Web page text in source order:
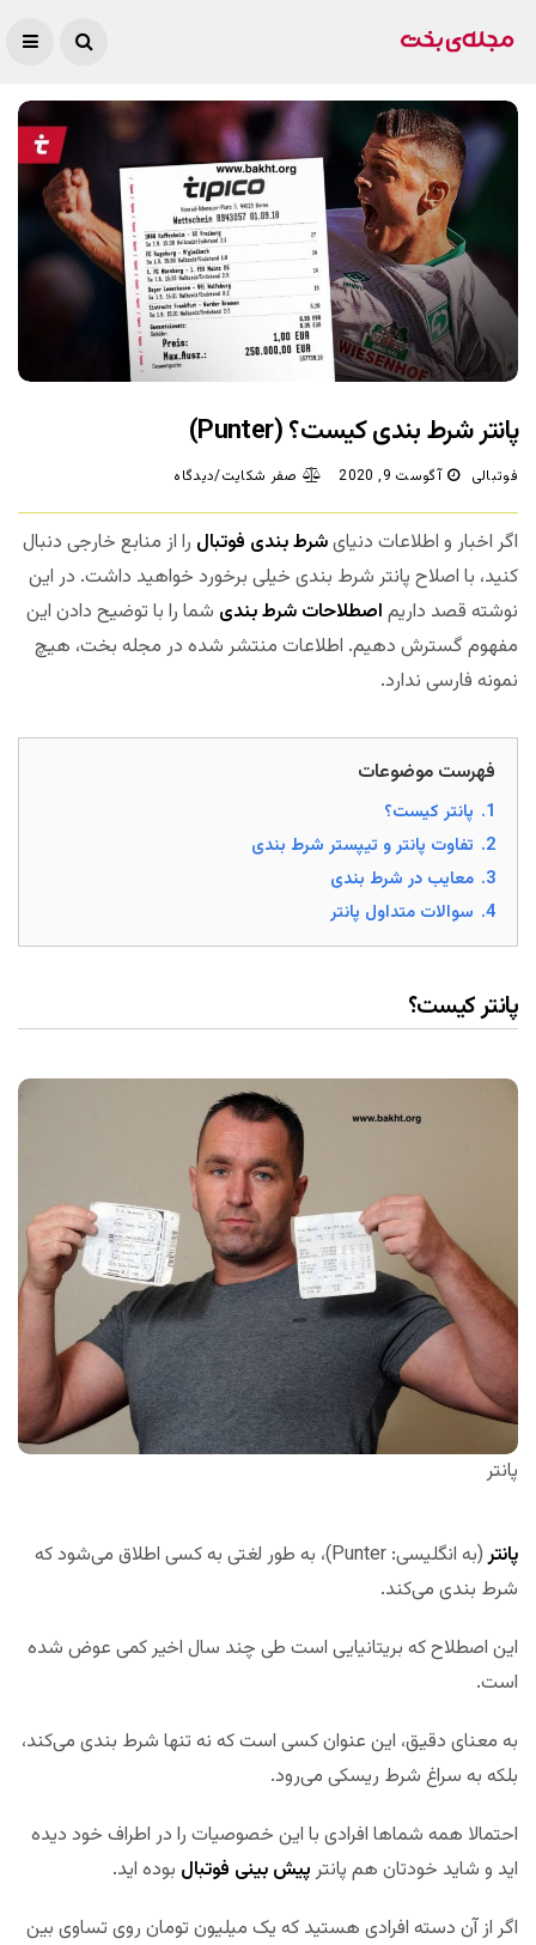
پانتر شرط بندی کیست؟ (Punter)
فوتبالی آگوست 9, 2020 صفر شکایت/دیدگاه
اگر اخبار و اطلاعات دنیایشرط بندی فوتبال را از منابع خارجی دنبال
کنید، با اصلاح پانتر شرط بندی خیلی برخورد خواهید داشت. در این
نوشته قصد داریم اصطلاحات شرط بندی شما را با توضیح دادن این
مفهوم گسترش دهیم. اطلاعات منتشر شده در مجله بخت، هیچ
نمونه فارسی ندارد.
فهرست موضوعات
1. پانتر کیست؟
2. تفاوت پانتر و تیپستر شرط بندی
3. معایب در شرط بندی
4. سوالات متداول پانتر
پانتر کیست؟
پانتر
پانتر
(به انگلیسی: Punter)، به طور لغتی به کسی اطلاق می‌شود که
شرط بندی می‌کند.
این اصطلاح که بریتانیایی است طی چند سال اخیر کمی عوض شده
است.
به معنای دقیق، این عنوان کسی است که نه تنها شرط بندی می‌کند،
بلکه به سراغ شرط ریسکی می‌رود.
احتمالا همه شماها افرادی با این خصوصیات را در اطراف خود دیده
اید و شاید خودتان هم پانتر پیش بینی فوتبال بوده اید.
اگر از آن دسته افرادی هستید که یک میلیون تومان روی تساوی بین